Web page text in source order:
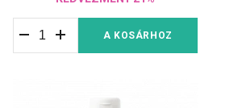
A KOSÁRHOZ